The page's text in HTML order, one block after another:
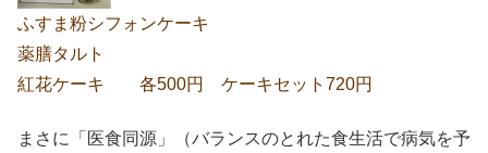
ふすま粉シフォンケーキ
薬膳タルト
紅花ケーキ 各500円 ケーキセット720円
まさに「医食同源」（バランスのとれた食生活で病気を予